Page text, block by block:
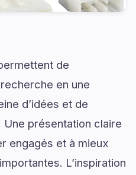
de
en une
d’idées et de
présentation claire
engagés et à mieux
L’inspiration